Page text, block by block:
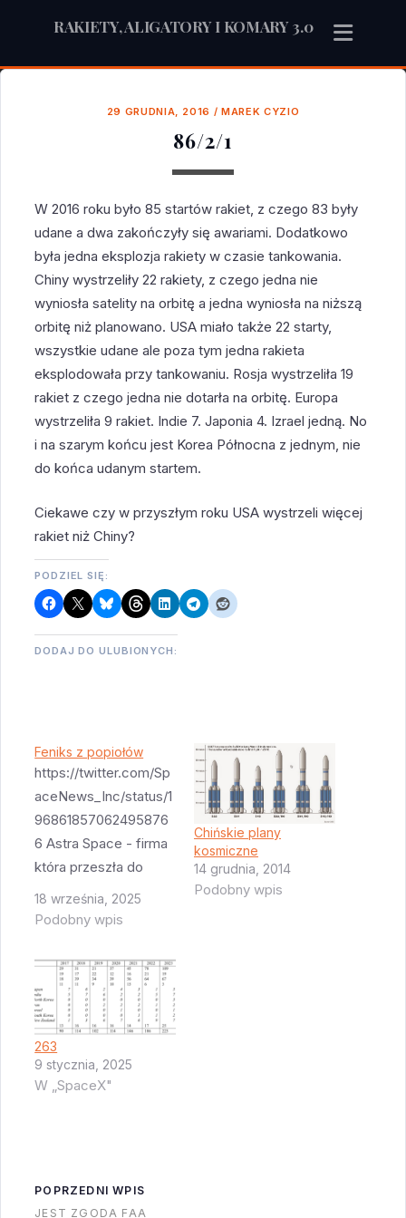
RAKIETY, ALIGATORY I KOMARY 3.0
29 GRUDNIA, 2016 /MAREK CYZIO
86/2/1
W 2016 roku było 85 startów rakiet, z czego 83 były
udane a dwa zakończyły się awariami. Dodatkowo
była jedna eksplozja rakiety w czasie tankowania.
Chiny wystrzeliły 22 rakiety, z czego jedna nie
wyniosła satelity na orbitę a jedna wyniosła na niższą
orbitę niż planowano. USA miało także 22 starty,
wszystkie udane ale poza tym jedna rakieta
eksplodowała przy tankowaniu. Rosja wystrzeliła 19
rakiet z czego jedna nie dotarła na orbitę. Europa
wystrzeliła 9 rakiet. Indie 7. Japonia 4. Izrael jedną. No
i na szarym końcu jest Korea Północna z jednym, nie
do końca udanym startem.
Ciekawe czy w przyszłym roku USA wystrzeli więcej
rakiet niż Chiny?
PODZIEL SIĘ:
DODAJ DO ULUBIONYCH:
Feniks z popiołów
https://twitter.com/Sp
aceNews_Inc/status/1
96861857062495876
6 Astra Space - firma
która przeszła do
historii aeronautyki
dzięki rakiecie która
zamkniętą bramę
stanowiska
startowego, i która
wyglądało na to że
zakończy swoją
działalność, wydaje
pierwszy egzemplarz
18 września, 2025
Podobny wpis
Chińskie plany
kosmiczne
14 grudnia, 2014
Podobny wpis
263
9 stycznia, 2025
W „SpaceX"
POPRZEDNI WPIS
JEST ZGODA FAA